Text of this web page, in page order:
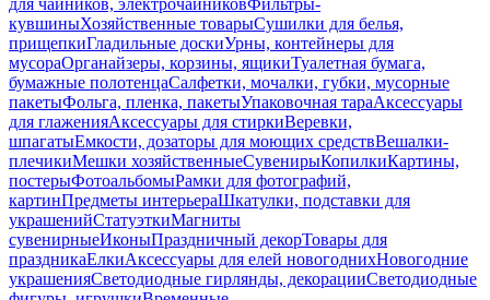
для чайников, электрочайниковФильтры-
кувшиныХозяйственные товарыСушилки для белья,
прищепкиГладильные доскиУрны, контейнеры для
мусораОрганайзеры, корзины, ящикиТуалетная бумага,
бумажные полотенцаСалфетки, мочалки, губки, мусорные
пакетыФольга, пленка, пакетыУпаковочная тараАксессуары
для глаженияАксессуары для стиркиВеревки,
шпагатыЕмкости, дозаторы для моющих средствВешалки-
плечикиМешки хозяйственныеСувенирыКопилкиКартины,
постерыФотоальбомыРамки для фотографий,
картинПредметы интерьераШкатулки, подставки для
украшенийСтатуэткиМагниты
сувенирныеИконыПраздничный декорТовары для
праздникаЕлкиАксессуары для елей новогоднихНовогодние
украшенияСветодиодные гирлянды, декорацииСветодиодные